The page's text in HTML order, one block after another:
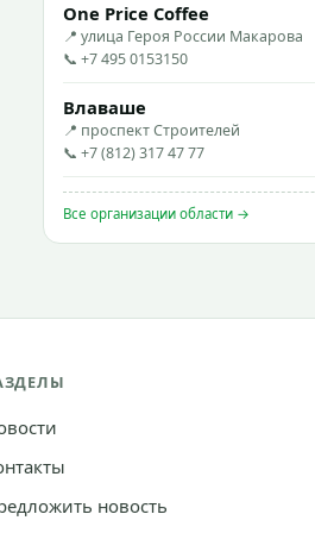
One Price Coffee
📍 улица Героя России Макарова
📞 +7 495 0153150
Влаваше
📍 проспект Строителей
📞 +7 (812) 317 47 77
Все организации области →
новость